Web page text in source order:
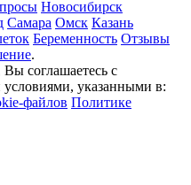
Новосибирск
Самара Омск Казань
Беременность Отзывы
.
соглашаетесь с
указанными в:
файлов Политике